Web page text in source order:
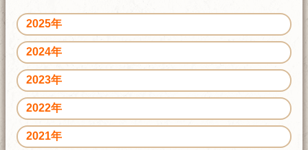
2025年
2024年
2023年
2022年
2021年